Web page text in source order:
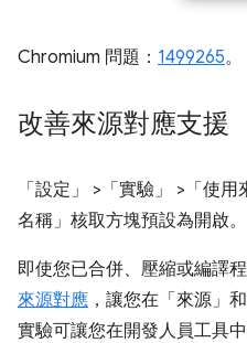
Chromium 問題： 1499265。
改善來源對應支援
「設定」 >「實驗」
>「使用
名稱」 核取方塊預設為開啟。
即使您已合併、壓縮或編譯
來源對應 ，讓您在「來源」
實驗可讓您在開發人員工具